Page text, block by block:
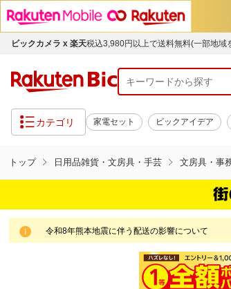
ビックカメラ x 楽天税込3,980円以上で送料無料(一部地域
カテゴリ 家電セット ビックアイデア
トップ 日用品雑貨・文房具・手芸 文房具・事
令和8年熊本地震に伴う配送の影響について